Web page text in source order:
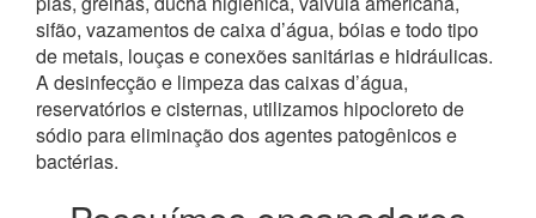
sifão, vazamentos de caixa d’água, bóias e todo tipo
de metais, louças e conexões sanitárias e hidráulicas.
A desinfecção e limpeza das caixas d’água,
reservatórios e cisternas, utilizamos hipocloreto de
sódio para eliminação dos agentes patogênicos e
bactérias.